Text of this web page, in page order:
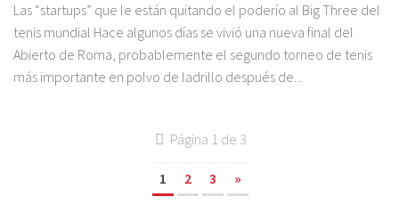
Las “startups” que le están quitando el poderío al Big Three del
tenis mundial Hace algunos días se vivió una nueva final del
Abierto de Roma, probablemente el segundo torneo de tenis
más importante en polvo de ladrillo después de...
Página 1 de 3
1 2 3 »